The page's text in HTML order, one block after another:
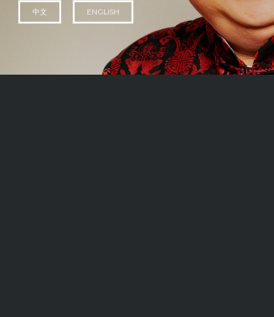
中文 ENGLISH